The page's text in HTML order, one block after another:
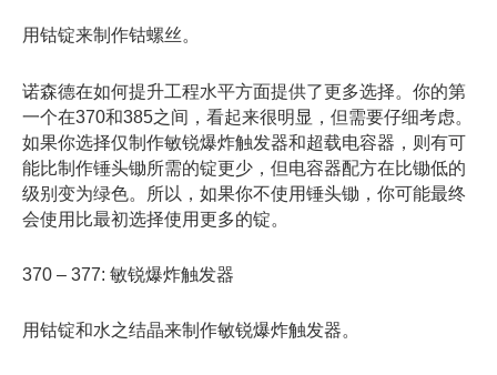
用钴锭来制作钴螺丝。
诺森德在如何提升工程水平方面提供了更多选择。你的第
一个在370和385之间，看起来很明显，但需要仔细考虑。
如果你选择仅制作敏锐爆炸触发器和超载电容器，则有可
能比制作锤头锄所需的锭更少，但电容器配方在比锄低的
级别变为绿色。所以，如果你不使用锤头锄，你可能最终
会使用比最初选择使用更多的锭。
370 – 377: 敏锐爆炸触发器
用钴锭和水之结晶来制作敏锐爆炸触发器。